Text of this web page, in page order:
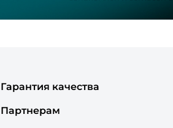
Гарантия качества
Партнерам